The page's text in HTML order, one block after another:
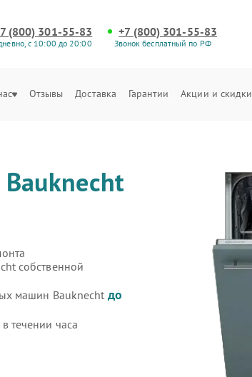
(800) 301-55-83
с 10:00 до 20:00
+7 (800) 301-55-83
Звонок бесплатный по РФ
Отзывы Доставка Гарантии Акции и скидки
Bauknecht
собственной
машин Bauknecht до
течении часа